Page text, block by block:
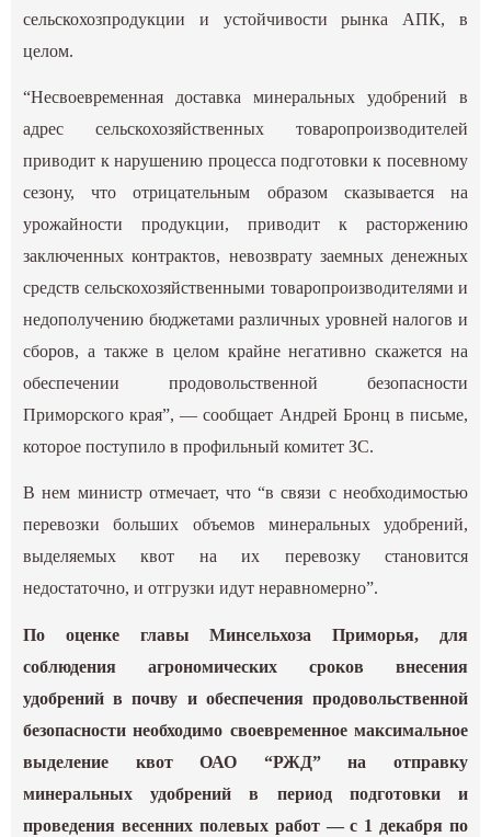
сельскохозпродукции и устойчивости рынка АПК, в
целом.
“Несвоевременная доставка минеральных удобрений в
адрес сельскохозяйственных товаропроизводителей
приводит к нарушению процесса подготовки к посевному
сезону, что отрицательным образом сказывается на
урожайности продукции, приводит к расторжению
заключенных контрактов, невозврату заемных денежных
средств сельскохозяйственными товаропроизводителями и
недополучению бюджетами различных уровней налогов и
сборов, а также в целом крайне негативно скажется на
обеспечении продовольственной безопасности
Приморского края”, — сообщает Андрей Бронц в письме,
которое поступило в профильный комитет ЗС.
В нем министр отмечает, что “в связи с необходимостью
перевозки больших объемов минеральных удобрений,
выделяемых квот на их перевозку становится
недостаточно, и отгрузки идут неравномерно”.
По оценке главы Минсельхоза Приморья, для
соблюдения агрономических сроков внесения
удобрений в почву и обеспечения продовольственной
безопасности необходимо своевременное максимальное
выделение квот ОАО “РЖД” на отправку
минеральных удобрений в период подготовки и
проведения весенних полевых работ — с 1 декабря по